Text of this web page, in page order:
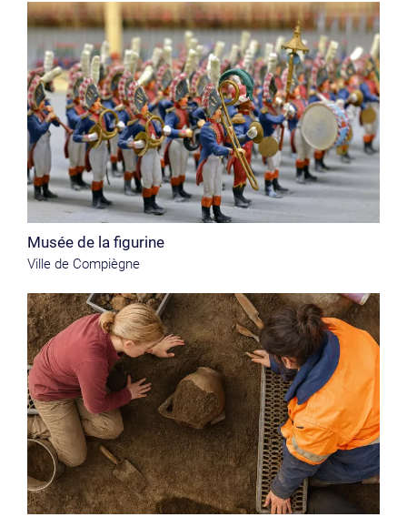
Musée de la figurine
Ville de Compiègne